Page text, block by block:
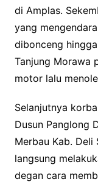
di Amplas.
yang
dibonceng
Tanjung Morawa
motor lalu
Selanjutnya
Dusun Panglong
Merbau Kab.
langsung
degan cara